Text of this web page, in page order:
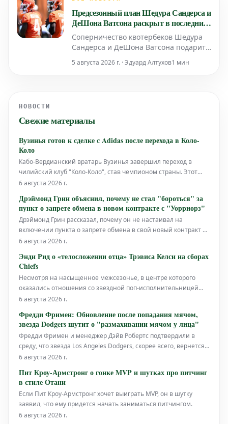
Предсезонный план Шедура Сандерса и
ДеШона Ватсона раскрыт в последних
слухах НФЛ о борьбе за позицию
квотербека в "Браунс"
Соперничество квотербеков Шедура
Сандерса и ДеШона Ватсона подарит
интересное зрелище в предсезонный
5 августа 2026 г. · Эдуард Алтухов1 мин
НОВОСТИ
Свежие материалы
Вузинья готов к сделке с Adidas после перехода в Коло-
Коло
Кабо-Вердианский вратарь Вузинья завершил переход в
чилийский клуб "Коло-Коло", став чемпионом страны. Этот
трансфер последовал за его выдающимися выступлениями
внимание своим мастерством. Ожидается, что вслед за этим
достижением Вузинья подпи
6 августа 2026 г.
Дрэймонд Грин объяснил, почему не стал "бороться" за
пункт о запрете обмена в новом контракте с "Уорриорз"
Дрэймонд Грин рассказал, почему он не настаивал на
включении пункта о запрете обмена в свой новый контракт с
командой "Голден Стэйт Уорриорз". Баскетболист, который
многих лет, недавно подписал новый контракт с клубом. В
ходе обсуждений кон
6 августа 2026 г.
Энди Рид о «телосложении отца» Трэвиса Келси на сборах
Chiefs
Несмотря на насыщенное межсезонье, в центре которого
оказались отношения со звездной поп-исполнительницей
Тейлор Свифт, у звезды тайт-эндов Канзас-Сити Чифс Трэвиса
бы помешали ему показать хорошую форму на
тренировочных сборах команды.
6 августа 2026 г.
Фредди Фримен: Обновление после попадания мячом,
звезда Dodgers шутит о "размахивании мячом у лица"
Фредди Фримен и менеджер Дэйв Робертс подтвердили в
среду, что звезда Los Angeles Dodgers, скорее всего, вернется
в состав в пятницу. Это произошло после того, как он получил
поражения от Chicago Cubs со счетом 7-6.
6 августа 2026 г.
Пит Кроу-Армстронг о гонке MVP и шутках про питчинг
в стиле Отани
Если Пит Кроу-Армстронг хочет выиграть MVP, он в шутку
заявил, что ему придется начать заниматься питчингом.
6 августа 2026 г.